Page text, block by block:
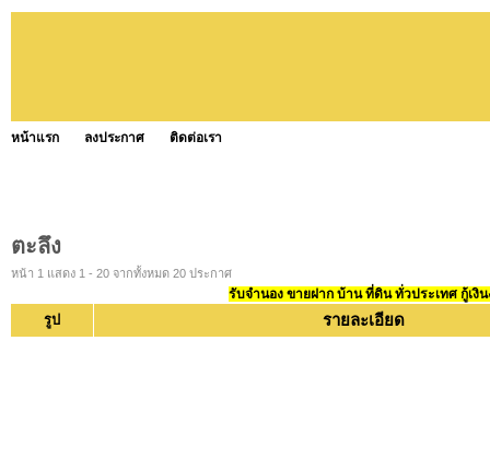
หน้าแรก ลงประกาศ ติดต่อเรา
ตะลึง
หน้า 1 แสดง 1 - 20 จากทั้งหมด 20 ประกาศ
รับจำนอง ขายฝาก บ้าน ที่ดิน ทั่วประเทศ กู้เงิ
รูป รายละเอียด